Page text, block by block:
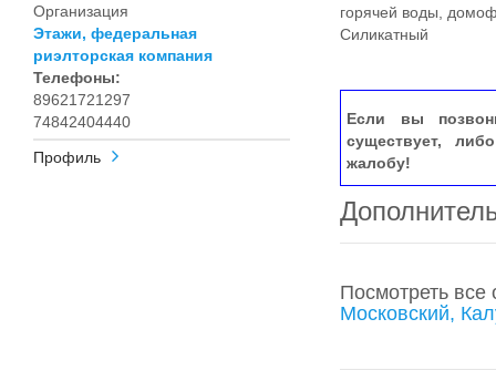
Организация
Этажи, федеральная
риэлторская компания
Телефоны:
89621721297
74842404440
Профиль
горячей воды,
Силикатный
Если вы
существует,
жалобу!
Посмотреть
Московский,